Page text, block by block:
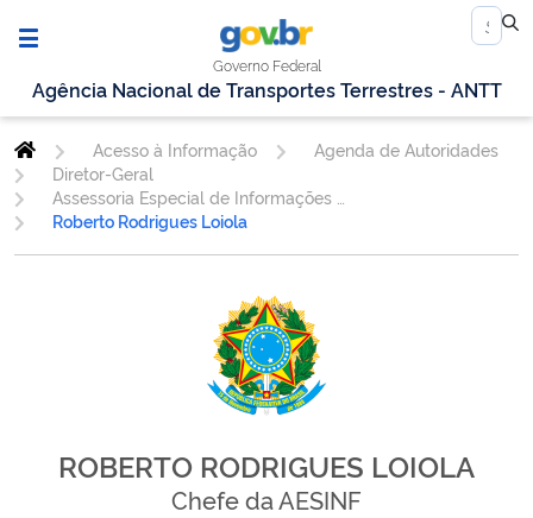
Governo Federal
Agência Nacional de Transportes Terrestres - ANTT
Acesso à Informação
Agenda de Autoridades
Diretor-Geral
Roberto Rodrigues Loiola
ROBERTO RODRIGUES LOIOLA
Chefe da AESINF